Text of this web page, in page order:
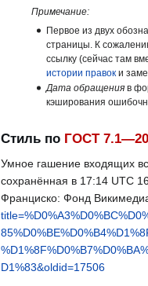
Примечание:
Первое из двух
страницы. К
ссылку (сейчас там
истории правоки
Дата обращенияв
кэширования
Стиль по ГОСТ
Умное гашение входящих
сохранённая в 17:14 UTC
Франциско: Фонд
D1%83&oldid=17506